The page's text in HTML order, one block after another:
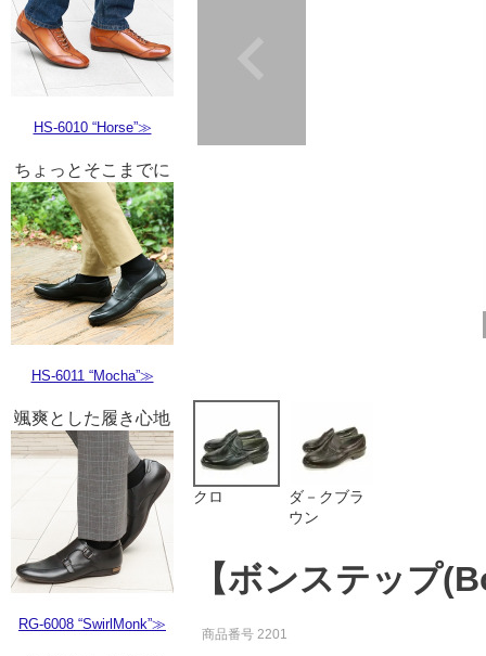
HS-6010 “Horse”≫
ちょっとそこまでに
HS-6011 “Mocha”≫
颯爽とした履き心地
RG-6008 “SwirlMonk”≫
クロ
ダ－クブラ
ウン
【ボンステップ
商品番号 2201